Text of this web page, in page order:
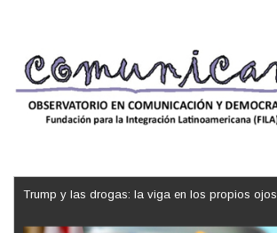
Trump y las drogas: la viga en los propios ojos